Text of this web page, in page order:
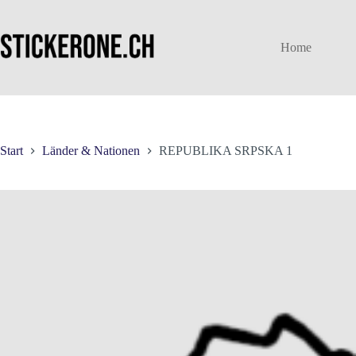
springen
Home
Start Länder & Nationen REPUBLIKA SRPSKA 1